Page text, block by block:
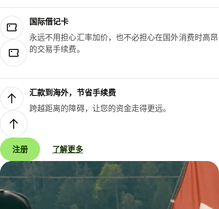
国际借记卡
永远不用担心汇率加价，也不必担心在国外消费时高昂
的交易手续费。
汇款到海外，节省手续费
跨越距离的障碍，让您的资金走得更远。
注册 了解更多